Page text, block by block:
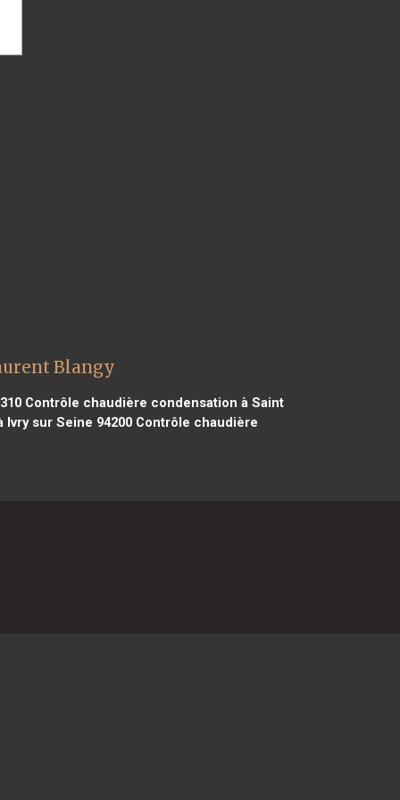
Blangy
Contrôle chaudière condensation à Saint
sur Seine 94200Contrôle chaudière